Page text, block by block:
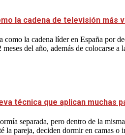
la cadena de televisión más
como la cadena líder en España por
del año, además de colocarse a
técnica que aplican muchas
separada, pero dentro de la
la pareja, deciden dormir en camas o